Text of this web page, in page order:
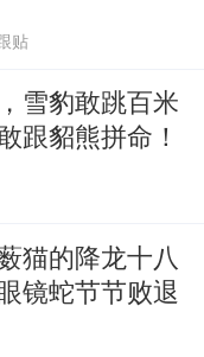
贴
雪豹敢跳百米
跟貂熊拼命！
猫的降龙十八
镜蛇节节败退